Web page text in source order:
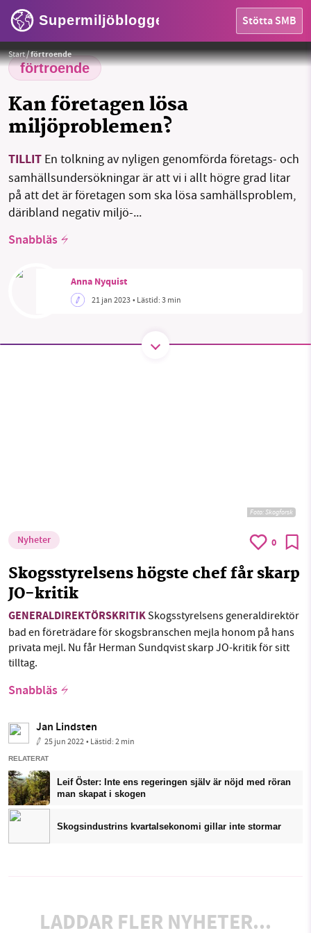
Supermiljöbloggen Stötta SMB
OMRÅDEN
MILJÖFAKTA
Sök Sparade inlägg Tipsa oss
Threads
Start/förtroende
förtroende
Kan företagen lösa
miljöproblemen?
TILLIT En tolkning av nyligen genomförda företags- och
samhällsundersökningar är att vi i allt högre grad litar
på att det är företagen som ska lösa samhällsproblem,
däribland negativ miljö-...
Snabbläs
Anna Nyquist
21 jan 2023• Lästid:3 min
Foto:Gerd Altmann / Pixabay
Foto:Skogforsk
Nyheter 0
Skogsstyrelsens högste chef får skarp
JO-kritik
GENERALDIREKTÖRSKRITIKSkogsstyrelsens generaldirektör
bad en företrädare för skogsbranschen mejla honom på hans
privata mejl. Nu får Herman Sundqvist skarp JO-kritik för sitt
tilltag.
Snabbläs
Jan Lindsten
25 jun 2022• Lästid:2 min
RELATERAT
Leif Öster: Inte ens regeringen själv är nöjd med röran
man skapat i skogen
Skogsindustrins kvartalsekonomi gillar inte stormar
LADDAR FLER NYHETER...